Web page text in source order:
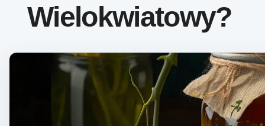
Wielokwiatowy?